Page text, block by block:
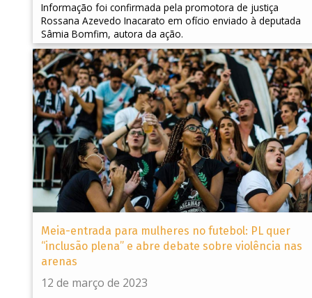
Informação foi confirmada pela promotora de justiça
Rossana Azevedo Inacarato em ofício enviado à deputada
Sâmia Bomfim, autora da ação.
Meia-entrada para mulheres no futebol: PL quer
“inclusão plena” e abre debate sobre violência nas
arenas
12 de março de 2023